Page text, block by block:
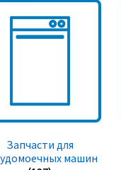
Запчасти для
машин